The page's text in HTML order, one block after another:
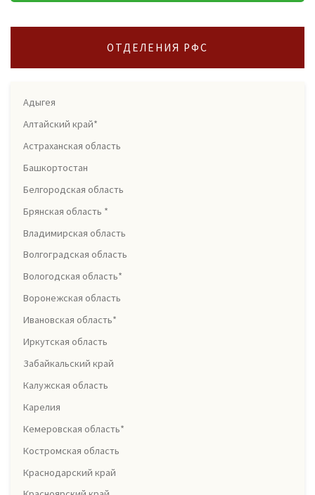
ОТДЕЛЕНИЯ РФС
Адыгея
Алтайский край*
Астраханская область
Башкортостан
Белгородская область
Брянская область *
Владимирская область
Волгоградская область
Вологодская область*
Воронежская область
Ивановская область*
Иркутская область
Забайкальский край
Калужская область
Карелия
Кемеровская область*
Костромская область
Краснодарский край